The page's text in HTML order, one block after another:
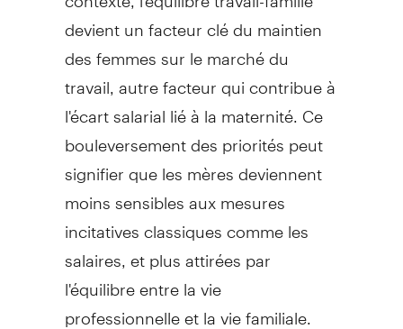
devient un facteur clé du maintien
des femmes sur le marché du
travail, autre facteur qui contribue à
l'écart salarial lié à la maternité. Ce
bouleversement des priorités peut
signifier que les mères deviennent
moins sensibles aux mesures
incitatives classiques comme les
salaires, et plus attirées par
l'équilibre entre la vie
professionnelle et la vie familiale.